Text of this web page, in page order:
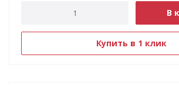
В
Купить в 1 клик